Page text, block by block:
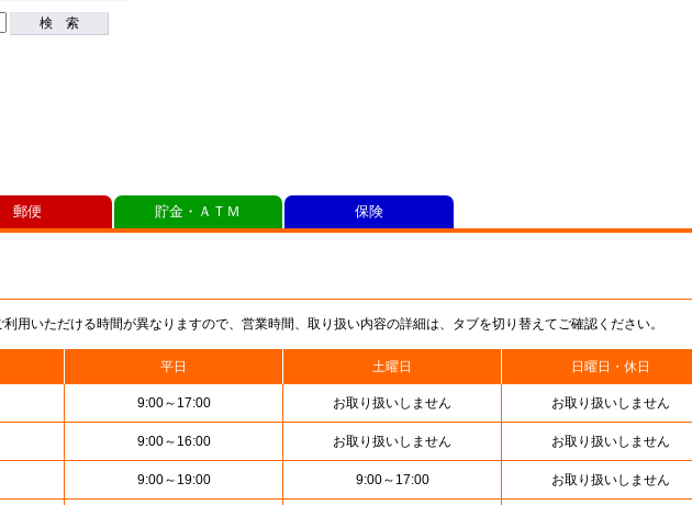
検 索
用いただける時間が異なりますので、営業時間、取り扱い内容の詳細は、タブを切り替えてご確認ください。
平日 土曜日 日曜日・休日
9:00～17:00 お取り扱いしません お取り扱いしません
9:00～16:00 お取り扱いしません お取り扱いしません
9:00～19:00 9:00～17:00 お取り扱いしません
郵便 貯金・ＡＴＭ 保険